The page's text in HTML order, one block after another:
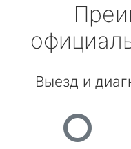
Выезд и